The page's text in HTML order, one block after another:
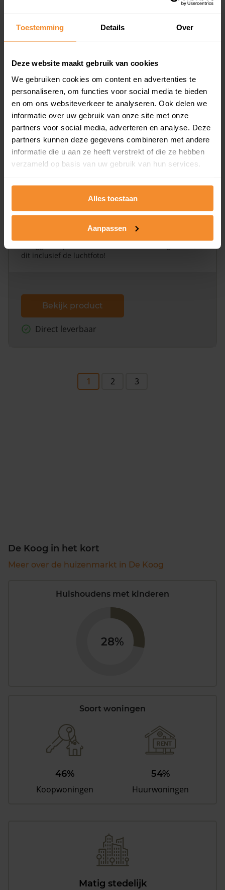
Toestemming Details Over
Deze website maakt gebruik van cookies
We gebruiken cookies om content en advertenties te
personaliseren, om functies voor social media te bieden
en om ons websiteverkeer te analyseren. Ook delen we
informatie over uw gebruik van onze site met onze
partners voor social media, adverteren en analyse. Deze
partners kunnen deze gegevens combineren met andere
informatie die u aan ze heeft verstrekt of die ze hebben
verzameld op basis van uw gebruik van hun services.
Alles toestaan
Aanpassen
Koopsommenoverzicht (1 jaar gratis
Inclusief 1 jaar gratis updates
en koopdatum) binnen een postcodegebied. Dit
koopsommen.
Bekijk product
Direct leverbaar
Kadastrale kaart pakket
Alleen globale ligging perceel
dit inclusief de luchtfoto!
Bekijk product
Direct leverbaar
1 2 3
De Koog in het kort
Meer over de huizenmarkt in De Koog
Huishoudens met kinderen
28%
Soort woningen
46%
Koopwoningen
54%
Huurwoningen
Matig stedelijk